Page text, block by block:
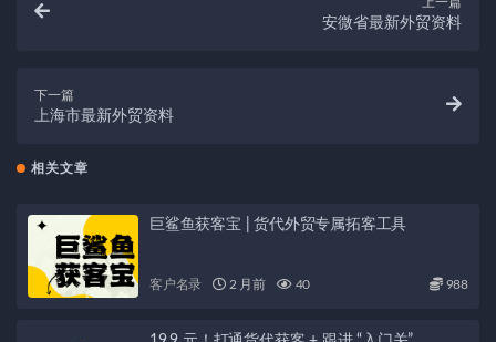
安微省最新外贸资料
下一篇
上海市最新外贸资料
相关文章
巨鲨鱼获客宝 | 货代外贸专属拓客工具
客户名录 2 月前 40 988